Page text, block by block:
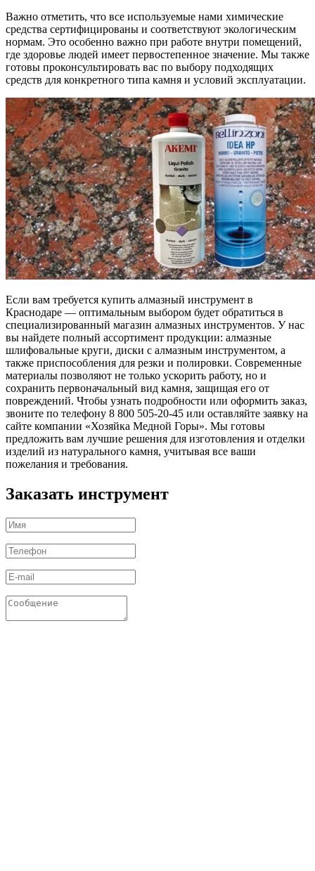
Важно отметить, что все используемые нами химические
средства сертифицированы и соответствуют экологическим
нормам. Это особенно важно при работе внутри помещений,
где здоровье людей имеет первостепенное значение. Мы также
готовы проконсультировать вас по выбору подходящих
средств для конкретного типа камня и условий эксплуатации.
Если вам требуется купить алмазный инструмент в
Краснодаре — оптимальным выбором будет обратиться в
специализированный магазин алмазных инструментов. У нас
вы найдете полный ассортимент продукции: алмазные
шлифовальные круги, диски с алмазным инструментом, а
также приспособления для резки и полировки. Современные
материалы позволяют не только ускорить работу, но и
сохранить первоначальный вид камня, защищая его от
повреждений. Чтобы узнать подробности или оформить заказ,
звоните по телефону 8 800 505-20-45 или оставляйте заявку на
сайте компании «Хозяйка Медной Горы». Мы готовы
предложить вам лучшие решения для изготовления и отделки
изделий из натурального камня, учитывая все ваши
пожелания и требования.
Заказать инструмент